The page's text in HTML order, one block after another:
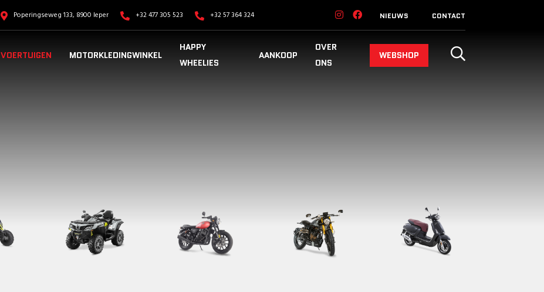
Poperingseweg 133, 8900 Ieper +32 477 305 523 +32 57 364 324 NIEUWS CONTACT
VOERTUIGEN MOTORKLEDINGWINKEL
HAPPY
WHEELIES
AANKOOP
OVER
ONS
WEBSHOP
VOERTUIGEN